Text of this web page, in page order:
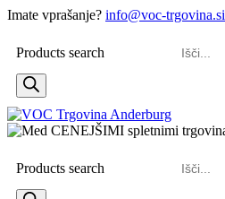
Imate vprašanje? info@voc-trgovina.si
Products search
Products search